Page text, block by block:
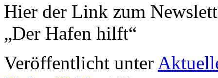
Hier der Link zum
„Der Hafen hilft“
Veröffentlicht unter